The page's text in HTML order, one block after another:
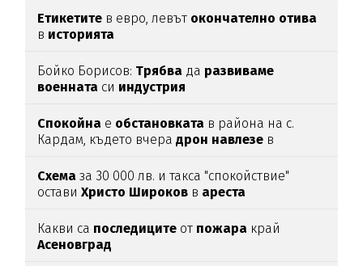
Етикетите в евро, левът окончателно отива
в историята
Бойко Борисов: Трябва да развиваме
военната си индустрия
Спокойна е обстановката в района на с.
Кардам, където вчерадрон навлезе в
Схема за 30 000 лв. и такса "спокойствие"
оставиХристо Широков в ареста
Какви са последиците от пожара край
Асеновград